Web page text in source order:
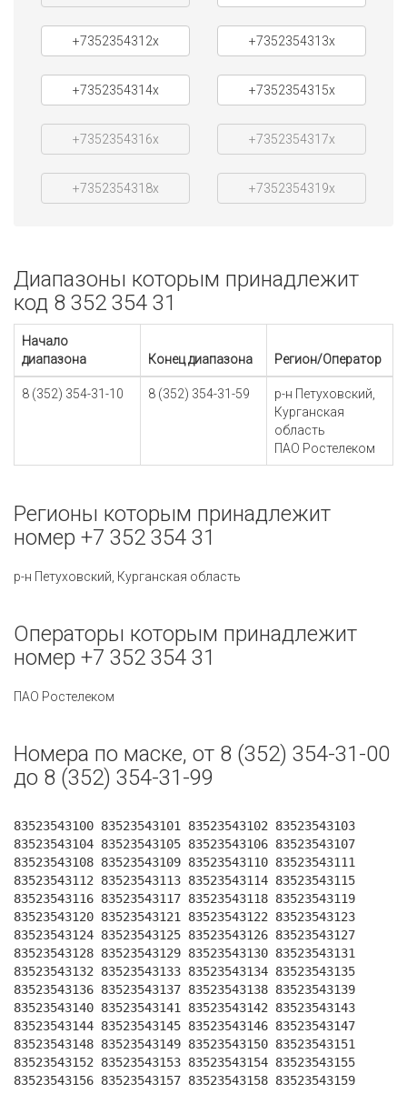
+7352354312x +7352354313x
+7352354314x +7352354315x
+7352354316x +7352354317x
+7352354318x +7352354319x
Диапазоны которым принадлежит
код 8 352 354 31
Начало
диапазона
Конец диапазона Регион/Оператор
8 (352) 354-31-10 8 (352) 354-31-59
р-н Петуховский,
Курганская
область
ПАО Ростелеком
Регионы которым принадлежит
номер +7 352 354 31
р-н Петуховский, Курганская область
Операторы которым принадлежит
номер +7 352 354 31
ПАО Ростелеком
Номера по маске, от 8 (352) 354-31-00
до 8 (352) 354-31-99
83523543100 83523543101 83523543102 83523543103
83523543104 83523543105 83523543106 83523543107
83523543108 83523543109 83523543110 83523543111
83523543112 83523543113 83523543114 83523543115
83523543116 83523543117 83523543118 83523543119
83523543120 83523543121 83523543122 83523543123
83523543124 83523543125 83523543126 83523543127
83523543128 83523543129 83523543130 83523543131
83523543132 83523543133 83523543134 83523543135
83523543136 83523543137 83523543138 83523543139
83523543140 83523543141 83523543142 83523543143
83523543144 83523543145 83523543146 83523543147
83523543148 83523543149 83523543150 83523543151
83523543152 83523543153 83523543154 83523543155
83523543156 83523543157 83523543158 83523543159